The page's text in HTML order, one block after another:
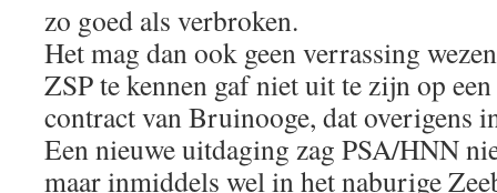
zo goed als verbroken.
Het mag dan ook geen verrassing
ZSP te kennen gaf niet uit te zijn op
contract van Bruinooge, dat overigens
Een nieuwe uitdaging zag PSA/HNN
maar inmiddels wel in het naburige